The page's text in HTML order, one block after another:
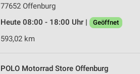
77652 Offenburg
Heute 08:00 - 18:00 Uhr |
Geöffnet
593,02 km
POLO Motorrad Store Offenburg